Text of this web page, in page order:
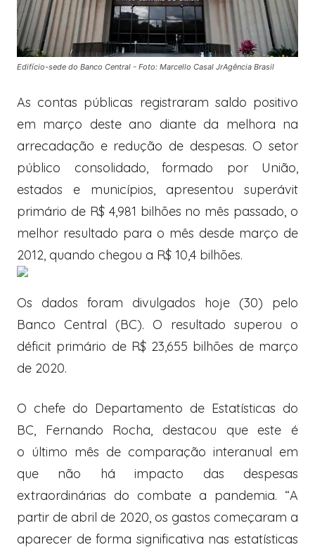
Edifício-sede do Banco Central - Foto: Marcello Casal JrAgência Brasil
As contas públicas registraram saldo positivo
em março deste ano diante da melhora na
arrecadação e redução de despesas. O setor
público consolidado, formado por União,
estados e municípios, apresentou superávit
primário de R$ 4,981 bilhões no mês passado, o
melhor resultado para o mês desde março de
2012, quando chegou a R$ 10,4 bilhões.
Os dados foram divulgados hoje (30) pelo
Banco Central (BC). O resultado superou o
déficit primário de R$ 23,655 bilhões de março
de 2020.
O chefe do Departamento de Estatísticas do
BC, Fernando Rocha, destacou que este é
o último mês de comparação interanual em
que não há impacto das despesas
extraordinárias do combate a pandemia. “A
partir de abril de 2020, os gastos começaram a
aparecer de forma significativa nas estatísticas